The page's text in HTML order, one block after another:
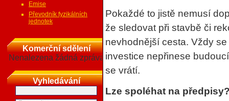
Emise
Převodník fyzikálních
jednotek
Komerční sdělení
Nenalezena žádná zpráva
Vyhledávání
Pokaždé to jistě nemusí
že sledovat při stavbě či
nevhodnější cesta. Vždy
investice nepřinese
se vrátí.
Lze spoléhat na